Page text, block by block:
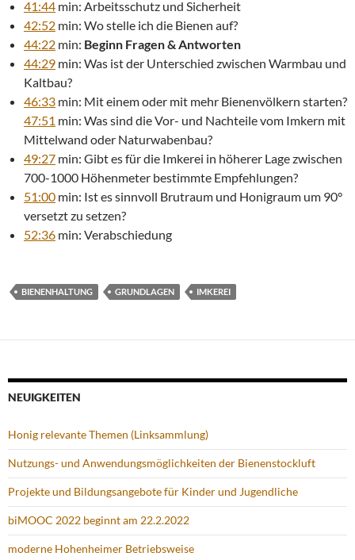
41:44 min: Arbeitsschutz und Sicherheit
42:52 min: Wo stelle ich die Bienen auf?
44:22 min: Beginn Fragen & Antworten
44:29 min: Was ist der Unterschied zwischen Warmbau und
Kaltbau?
46:33 min: Mit einem oder mit mehr Bienenvölkern starten?
47:51 min: Was sind die Vor- und Nachteile vom Imkern mit
Mittelwand oder Naturwabenbau?
49:27 min: Gibt es für die Imkerei in höherer Lage zwischen
700-1000 Höhenmeter bestimmte Empfehlungen?
51:00 min: Ist es sinnvoll Brutraum und Honigraum um 90°
versetzt zu setzen?
52:36 min: Verabschiedung
BIENENHALTUNG GRUNDLAGEN IMKEREI
NEUIGKEITEN
Honig relevante Themen (Linksammlung)
Nutzungs- und Anwendungsmöglichkeiten der Bienenstockluft
Projekte und Bildungsangebote für Kinder und Jugendliche
biMOOC 2022 beginnt am 22.2.2022
moderne Hohenheimer Betriebsweise